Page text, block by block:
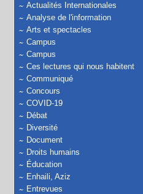
Actualités Internationales
Analyse de l'information
Arts et spectacles
Campus
Campus
Ces lectures qui nous habitent
Communiqué
Concours
COVID-19
Débat
Diversité
Document
Droits humains
Éducation
Enhaili, Aziz
Entrevues